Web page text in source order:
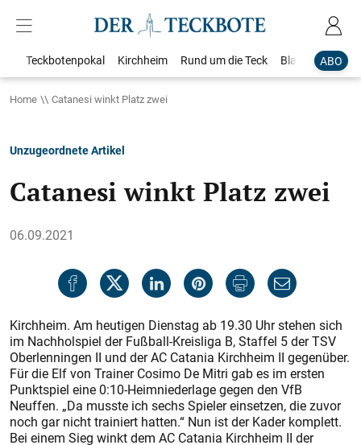
ABO
Teckbotenpokal Kirchheim Rund um die Teck Blaulicht
Home Catanesi winkt Platz zwei
Unzugeordnete Artikel
Catanesi winkt Platz zwei
06.09.2021
Kirchheim. Am heutigen Dienstag ab 19.30 Uhr stehen sich
im Nachholspiel der Fußball-Kreisliga B, Staffel 5 der TSV
Oberlenningen II und der AC Catania Kirchheim II gegenüber.
Für die Elf von Trainer Cosimo De Mitri gab es im ersten
Punktspiel eine 0:10-Heimniederlage gegen den VfB
Neuffen. „Da musste ich sechs Spieler einsetzen, die zuvor
noch gar nicht trainiert hatten.“ Nun ist der Kader komplett.
Bei einem Sieg winkt dem AC Catania Kirchheim II der